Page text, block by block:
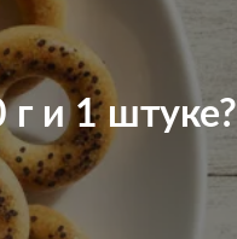
г и 1 штуке?